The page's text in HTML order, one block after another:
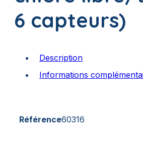
6 capteurs)
Description
Informations
Référence60316